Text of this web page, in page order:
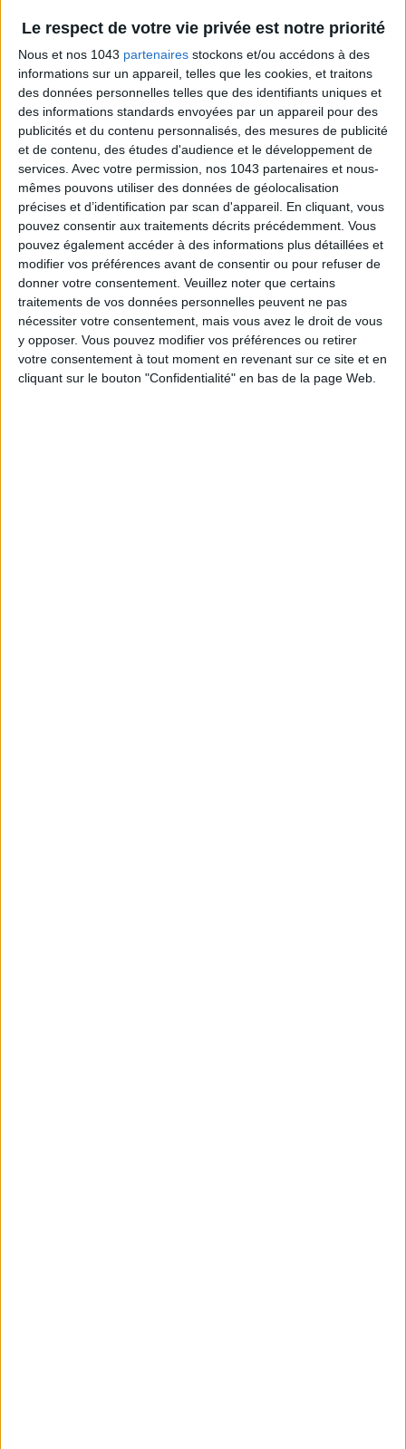
Le respect de votre vie privée est notre priorité
Nous et nos 1043 partenaires stockons et/ou accédons à des
informations sur un appareil, telles que les cookies, et traitons
des données personnelles telles que des identifiants uniques et
des informations standards envoyées par un appareil pour des
publicités et du contenu personnalisés, des mesures de publicité
et de contenu, des études d'audience et le développement de
services. Avec votre permission, nos 1043 partenaires et nous-
mêmes pouvons utiliser des données de géolocalisation
précises et d’identification par scan d'appareil. En cliquant, vous
pouvez consentir aux traitements décrits précédemment. Vous
pouvez également accéder à des informations plus détaillées et
modifier vos préférences avant de consentir ou pour refuser de
donner votre consentement. Veuillez noter que certains
traitements de vos données personnelles peuvent ne pas
nécessiter votre consentement, mais vous avez le droit de vous
y opposer. Vous pouvez modifier vos préférences ou retirer
votre consentement à tout moment en revenant sur ce site et en
cliquant sur le bouton "Confidentialité" en bas de la page Web.
ADOPT PARFUMS RÉVOLUTIONNE LA PARFUMERIE MADE IN FRANCE À PETIT PRIX
TOUT CE QUE VOUS DEVEZ FAIRE À PARIS EN AOÛT